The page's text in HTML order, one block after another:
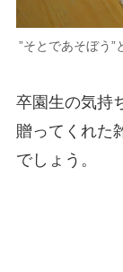
”そとであそぼう”
卒園生の気持
贈ってくれた
でしょう。